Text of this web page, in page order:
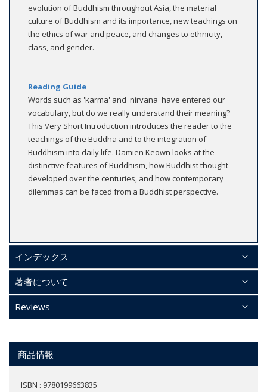
evolution of Buddhism throughout Asia, the material
culture of Buddhism and its importance, new teachings on
the ethics of war and peace, and changes to ethnicity,
class, and gender.
Reading Guide
Words such as 'karma' and 'nirvana' have entered our
vocabulary, but do we really understand their meaning?
This Very Short Introduction introduces the reader to the
teachings of the Buddha and to the integration of
Buddhism into daily life. Damien Keown looks at the
distinctive features of Buddhism, how Buddhist thought
developed over the centuries, and how contemporary
dilemmas can be faced from a Buddhist perspective.
インデックス
著者について
Reviews
商品情報
ISBN : 9780199663835